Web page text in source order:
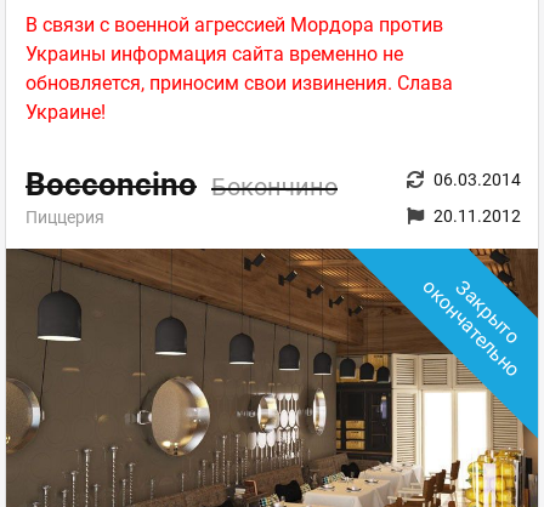
В связи с военной агрессией Мордора против
Украины информация сайта временно не
обновляется, приносим свои извинения. Слава
Украине!
Bocconcino Бокончино
Пиццерия
06.03.2014
20.11.2012
З
а
к
р
ы
т
о
о
к
о
н
ч
а
т
е
л
ь
н
о